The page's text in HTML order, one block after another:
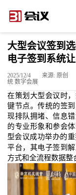
大型会议签到
电子签到系统
2025/12/4 来源: 原创
统 数字会展
在策划大型会议时
键节点。传统的签
现排队拥堵、信息
的专业形象和参会
型会议成功举办的重
平台，其电子签到
方式和全流程数据整